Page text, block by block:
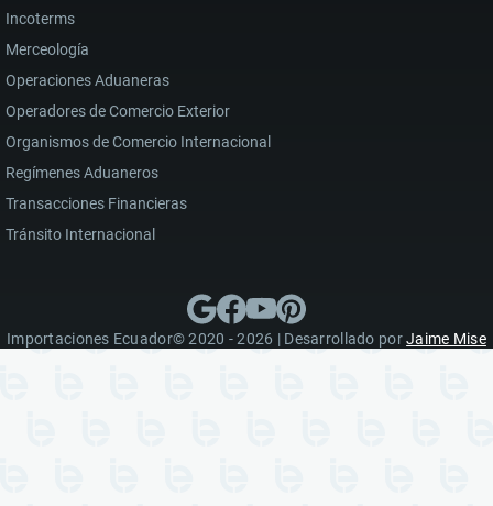
Incoterms
Merceología
Operaciones Aduaneras
Operadores de Comercio Exterior
Organismos de Comercio Internacional
Regímenes Aduaneros
Transacciones Financieras
Tránsito Internacional
Importaciones Ecuador© 2020 - 2026 | Desarrollado porJaime Mise